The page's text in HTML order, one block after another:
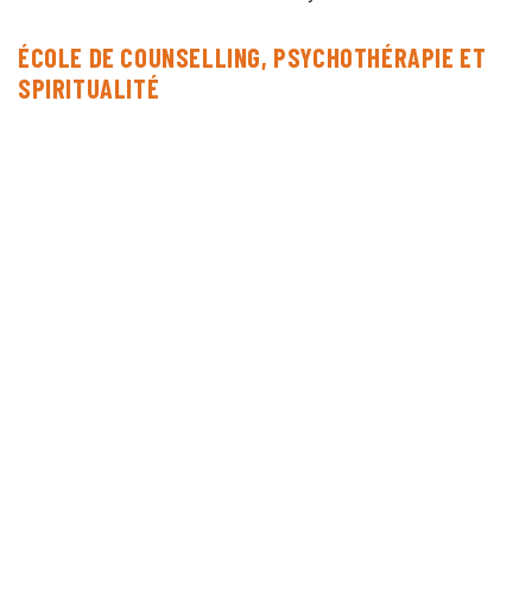
ÉCOLE DE COUNSELLING, PSYCHOTHÉRAPIE ET
SPIRITUALITÉ